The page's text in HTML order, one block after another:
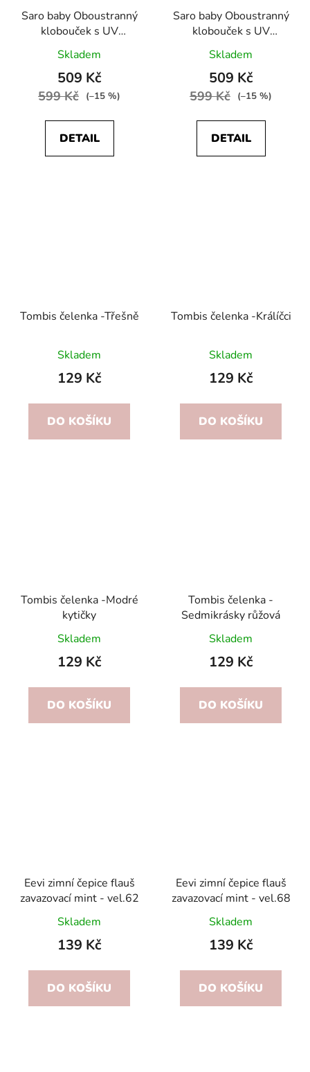
Saro baby Oboustranný
klobouček s UV
ochranou -Sea Wonders
Skladem
509 Kč
599 Kč (–15 %)
DETAIL
Saro baby Oboustranný
klobouček s UV
ochranou -Sea la Vie
Skladem
509 Kč
599 Kč (–15 %)
DETAIL
Tombis čelenka -Třešně
Skladem
129 Kč
DO KOŠÍKU
Tombis čelenka -Králíčci
Skladem
129 Kč
DO KOŠÍKU
Tombis čelenka -Modré
kytičky
Skladem
129 Kč
DO KOŠÍKU
Tombis čelenka -
Sedmikrásky růžová
Skladem
129 Kč
DO KOŠÍKU
Eevi zimní čepice flauš
zavazovací mint - vel.62
Skladem
139 Kč
DO KOŠÍKU
Eevi zimní čepice flauš
zavazovací mint - vel.68
Skladem
139 Kč
DO KOŠÍKU